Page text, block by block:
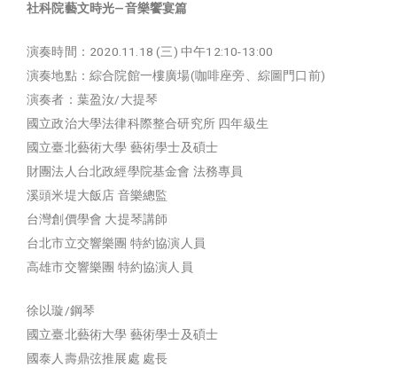
社科院藝文時光—音樂饗宴篇
演奏時間：2020.11.18 (三) 中午12:10-13:00
演奏地點：綜合院館一樓廣場(咖啡座旁、綜圖門口前)
演奏者：葉盈汝/大提琴
國立政治大學法律科際整合研究所 四年級生
國立臺北藝術大學 藝術學士及碩士
財團法人台北政經學院基金會 法務專員
溪頭米堤大飯店 音樂總監
台灣創價學會 大提琴講師
台北市立交響樂團 特約協演人員
高雄市交響樂團 特約協演人員
徐以璇/鋼琴
國立臺北藝術大學 藝術學士及碩士
國泰人壽鼎弦推展處 處長